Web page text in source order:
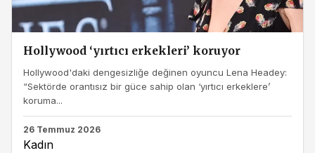
Hollywood ‘yırtıcı erkekleri’ koruyor
Hollywood'daki dengesizliğe değinen oyuncu Lena Headey:
“Sektörde orantısız bir güce sahip olan ‘yırtıcı erkeklere’
koruma...
26 Temmuz 2026
Kadın